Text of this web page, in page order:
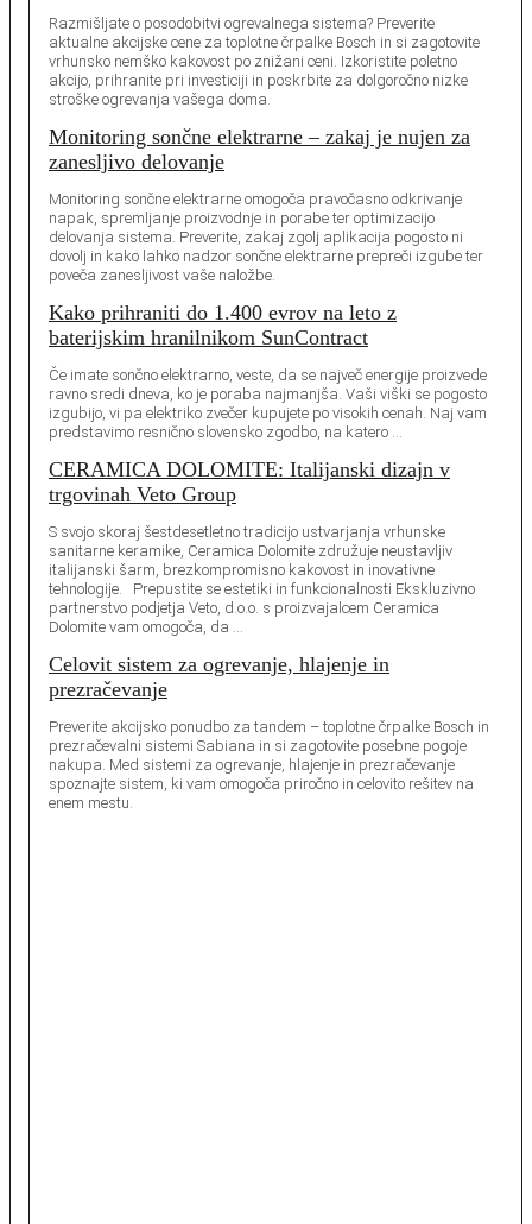
Razmišljate o posodobitvi ogrevalnega sistema? Preverite
aktualne akcijske cene za toplotne črpalke Bosch in si zagotovite
vrhunsko nemško kakovost po znižani ceni. Izkoristite poletno
akcijo, prihranite pri investiciji in poskrbite za dolgoročno nizke
stroške ogrevanja vašega doma.
Monitoring sončne elektrarne – zakaj je nujen za
zanesljivo delovanje
Monitoring sončne elektrarne omogoča pravočasno odkrivanje
napak, spremljanje proizvodnje in porabe ter optimizacijo
delovanja sistema. Preverite, zakaj zgolj aplikacija pogosto ni
dovolj in kako lahko nadzor sončne elektrarne prepreči izgube ter
poveča zanesljivost vaše naložbe.
Kako prihraniti do 1.400 evrov na leto z
baterijskim hranilnikom SunContract
Če imate sončno elektrarno, veste, da se največ energije proizvede
ravno sredi dneva, ko je poraba najmanjša. Vaši viški se pogosto
izgubijo, vi pa elektriko zvečer kupujete po visokih cenah. Naj vam
predstavimo resnično slovensko zgodbo, na katero …
CERAMICA DOLOMITE: Italijanski dizajn v
trgovinah Veto Group
S svojo skoraj šestdesetletno tradicijo ustvarjanja vrhunske
sanitarne keramike, Ceramica Dolomite združuje neustavljiv
italijanski šarm, brezkompromisno kakovost in inovativne
tehnologije. Prepustite se estetiki in funkcionalnosti Ekskluzivno
partnerstvo podjetja Veto, d.o.o. s proizvajalcem Ceramica
Dolomite vam omogoča, da …
Celovit sistem za ogrevanje, hlajenje in
prezračevanje
Preverite akcijsko ponudbo za tandem – toplotne črpalke Bosch in
prezračevalni sistemi Sabiana in si zagotovite posebne pogoje
nakupa. Med sistemi za ogrevanje, hlajenje in prezračevanje
spoznajte sistem, ki vam omogoča priročno in celovito rešitev na
enem mestu.